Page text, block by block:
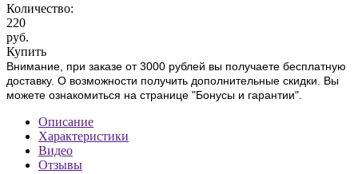
Количество:
220
руб.
Купить
Внимание, при заказе от 3000 рублей вы получаете бесплатную
доставку. О возможности получить дополнительные скидки. Вы
можете ознакомиться на странице "Бонусы и гарантии".
Описание
Характеристики
Видео
Отзывы